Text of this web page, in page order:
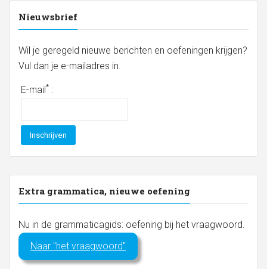
Nieuwsbrief
Wil je geregeld nieuwe berichten en oefeningen krijgen?
Vul dan je e-mailadres in.
E-mail* :
Extra grammatica, nieuwe oefening
Nu in de grammaticagids: oefening bij het vraagwoord.
Naar "het vraagwoord"